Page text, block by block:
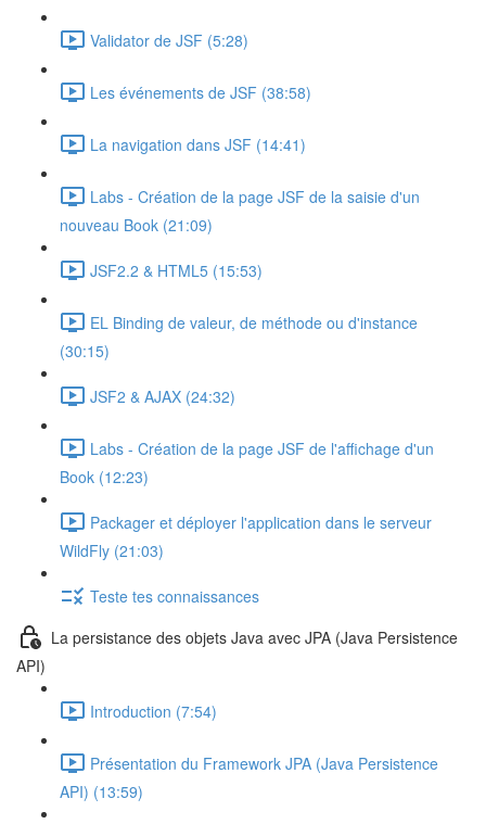
Validator de JSF (5:28)
Les événements de JSF (38:58)
La navigation dans JSF (14:41)
Labs - Création de la page JSF de la saisie d'un
nouveau Book (21:09)
JSF2.2 & HTML5 (15:53)
EL Binding de valeur, de méthode ou d'instance
(30:15)
JSF2 & AJAX (24:32)
Labs - Création de la page JSF de l'affichage d'un
Book (12:23)
Packager et déployer l'application dans le serveur
WildFly (21:03)
Teste tes connaissances
La persistance des objets Java avec JPA (Java Persistence
API)
Introduction (7:54)
Présentation du Framework JPA (Java Persistence
API) (13:59)